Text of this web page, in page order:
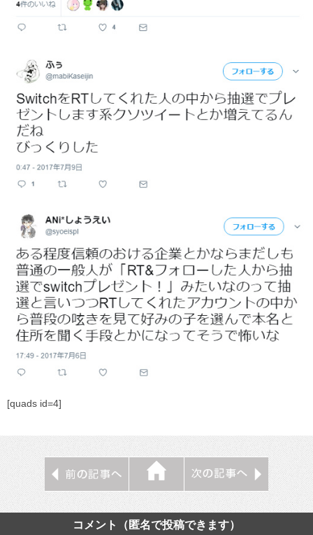
[quads id=4]
コメント（匿名で投稿できます）